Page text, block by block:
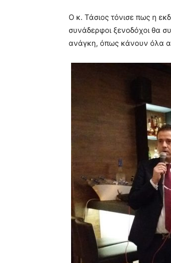
Ο κ. Τάσιος τόνισε πως η
συνάδερφοι ξενοδόχοι θα
ανάγκη, όπως κάνουν όλα